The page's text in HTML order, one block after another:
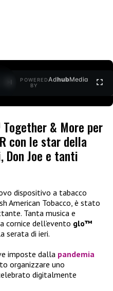
POWERED
BY
AdhubMedia
& More per
con le star della
Don Joe e tanti
dispositivo a tabacco
American Tobacco, è stato
Tanta musica e
dell’evento glo™
serata di ieri.
imposte dalla pandemia
organizzare uno
digitalmente